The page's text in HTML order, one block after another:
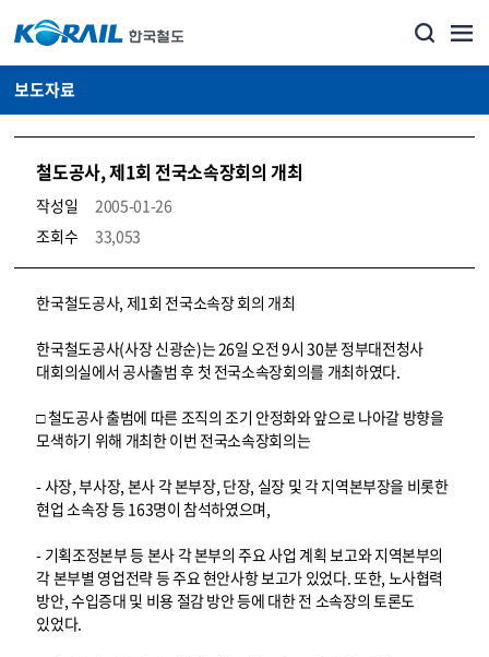
보도자료
철도공사, 제1회 전국소속장회의 개최
작성일
2005-01-26
조회수
33,053
뉴스·홍보_보도자료 상세보기 – 내용, 파일, 담당자 연락처로 구성
한국철도공사, 제1회 전국소속장 회의 개최
한국철도공사(사장 신광순)는 26일 오전 9시 30분 정부대전청사
대회의실에서 공사출범 후 첫 전국소속장회의를 개최하였다.
□ 철도공사 출범에 따른 조직의 조기 안정화와 앞으로 나아갈 방향을
모색하기 위해 개최한 이번 전국소속장회의는
- 사장, 부사장, 본사 각 본부장, 단장, 실장 및 각 지역본부장을 비롯한
현업 소속장 등 163명이 참석하였으며,
- 기획조정본부 등 본사 각 본부의 주요 사업 계획 보고와 지역본부의
각 본부별 영업전략 등 주요 현안사항 보고가 있었다. 또한, 노사협력
방안, 수입증대 및 비용 절감 방안 등에 대한 전 소속장의 토론도
있었다.